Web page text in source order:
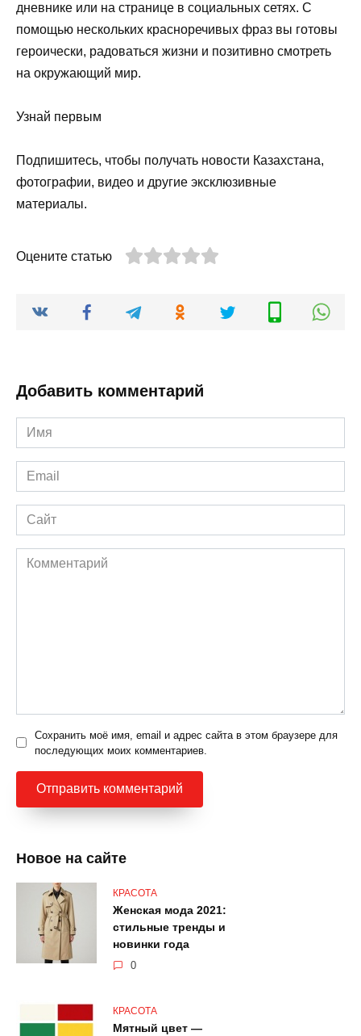
дневнике или на странице в социальных сетях. С
помощью нескольких красноречивых фраз вы готовы
героически, радоваться жизни и позитивно смотреть
на окружающий мир.
Узнай первым
Подпишитесь, чтобы получать новости Казахстана,
фотографии, видео и другие эксклюзивные
материалы.
Оцените статью
Добавить комментарий
Имя
*
Email
*
Сайт
Комментарий
Сохранить моё имя, email и адрес сайта в этом браузере для
последующих моих комментариев.
Новое на сайте
КРАСОТА
Женская мода 2021:
стильные тренды и
новинки года
0
КРАСОТА
Мятный цвет —